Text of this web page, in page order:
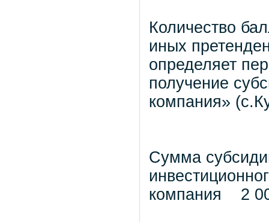
Количество
иных
определяет
получение
компания»
Сумма
компания 2